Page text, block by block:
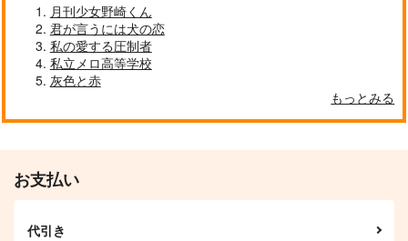
月刊少女野崎くん
君が言うには犬の恋
私の愛する圧制者
私立メロ高等学校
灰色と赤
もっとみる
お支払い
代引き